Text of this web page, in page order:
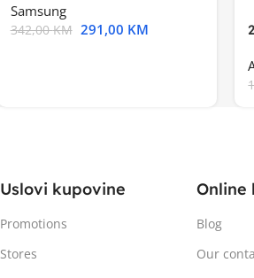
Samsung
342,00KM 291,00 KM
Uslovi kupovine
Promotions
Stores
Online
Blog
Our